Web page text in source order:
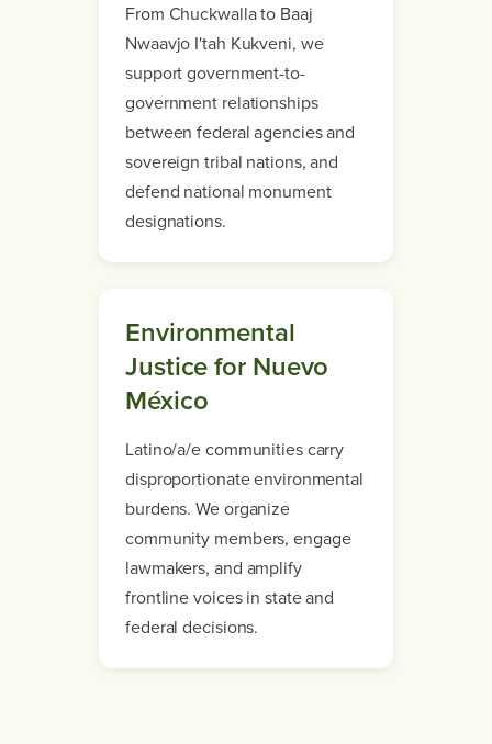
From Chuckwalla to Baaj
Nwaavjo I'tah Kukveni, we
support government-to-
government relationships
between federal agencies and
sovereign tribal nations, and
defend national monument
designations.
Environmental
Justice for Nuevo
México
Latino/a/e communities carry
disproportionate environmental
burdens. We organize
community members, engage
lawmakers, and amplify
frontline voices in state and
federal decisions.